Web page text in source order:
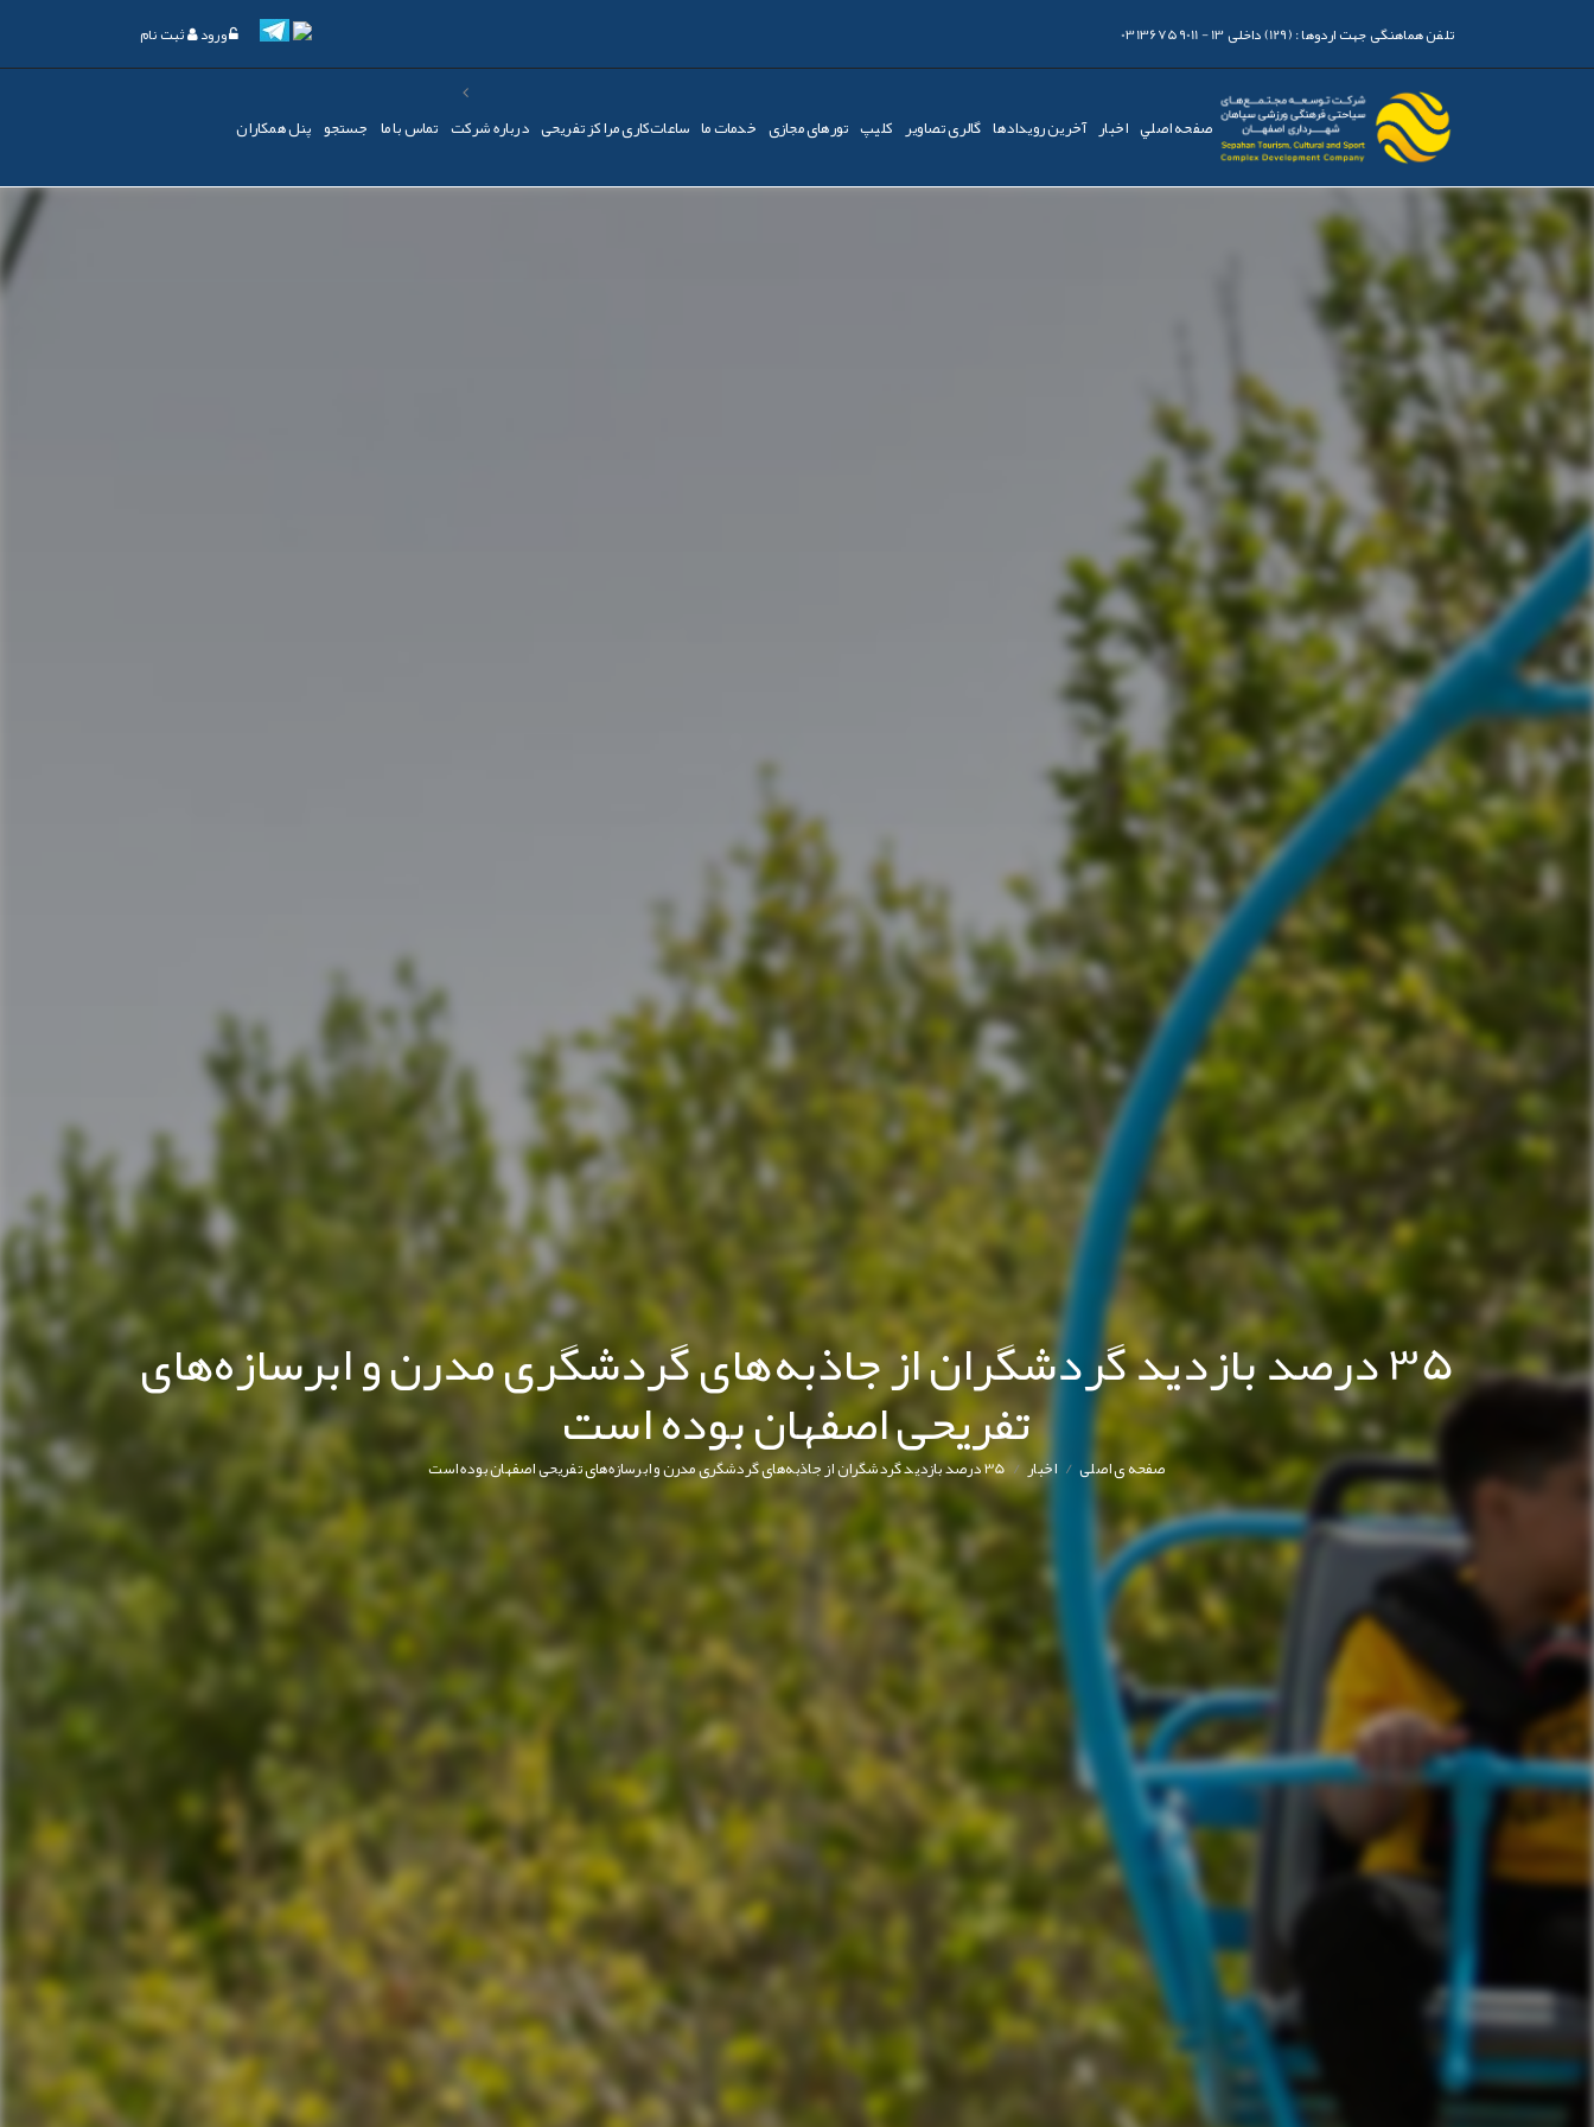
تلفن هماهنگی جهت اردوها :(129) داخلی 13 - 03136759011 ورود ثبت نام
صفحه اصلي اخبار آخرین رویدادها گالری تصاویر کليپ تورهای مجازی خدمات ما ساعات‌کاری مراکز تفریحی درباره شرکت تماس با ما جستجو پنل همکاران
35 درصد بازدید گردشگران از جاذبه‌های گردشگری مدرن و ابرسازه‌های
تفریحی اصفهان بوده است صفحه ی اصلی/ اخبار/35 درصد بازدید گردشگران از جاذبه‌های گردشگری مدرن و ابرسازه‌های تفریحی اصفهان بوده است